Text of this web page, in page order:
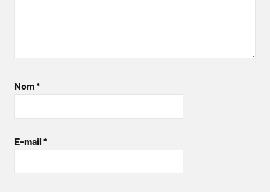
Nom*
E-mail *